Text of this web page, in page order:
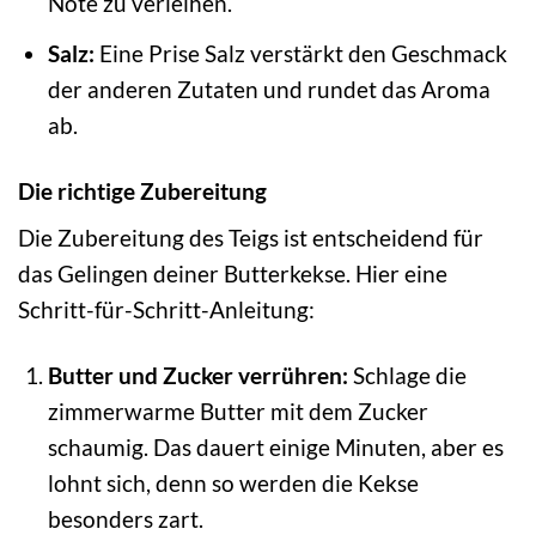
Salz: Eine Prise Salz verstärkt den Geschmack
der anderen Zutaten und rundet das Aroma
ab.
Die richtige Zubereitung
Die Zubereitung des Teigs ist entscheidend für
das Gelingen deiner Butterkekse. Hier eine
Schritt-für-Schritt-Anleitung:
Butter und Zucker verrühren: Schlage die
zimmerwarme Butter mit dem Zucker
schaumig. Das dauert einige Minuten, aber es
lohnt sich, denn so werden die Kekse
besonders zart.